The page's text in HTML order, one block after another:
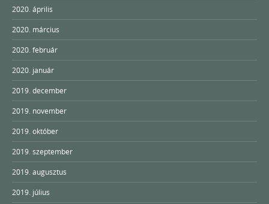
2020. április
2020. március
2020. február
2020. január
2019. december
2019. november
2019. október
2019. szeptember
2019. augusztus
2019. július